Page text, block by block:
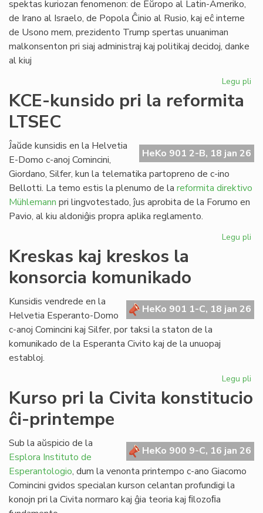
spektas kuriozan fenomenon: de Eŭropo al Latin-Ameriko,
de Irano al Israelo, de Popola Ĉinio al Rusio, kaj eĉ interne
de Usono mem, prezidento Trump spertas unuaniman
malkonsenton pri siaj administraj kaj politikaj decidoj, danke
al kiuj
Legu pli
KCE-kunsido pri la reformita
LTSEC
HeKo 901 2-B, 18 jan 26
Ĵaŭde kunsidis en la Helvetia
E-Domo c-anoj Comincini,
Giordano, Silfer, kun la telematika partopreno de c-ino
Bellotti. La temo estis la plenumo de la reformita direktivo
Mühlemann pri lingvotestado, ĵus aprobita de la Forumo en
Pavio, al kiu aldoniĝis propra aplika reglamento.
Legu pli
Kreskas kaj kreskos la
konsorcia komunikado
HeKo 901 1-C, 18 jan 26
Kunsidis vendrede en la
Helvetia Esperanto-Domo
c-anoj Comincini kaj Silfer, por taksi la staton de la
komunikado de la Esperanta Civito kaj de la unuopaj
establoj.
Legu pli
kaj
Kurso pri la Civita konstitucio
ĉi-printempe
HeKo 900 9-C, 16 jan 26
Sub la aŭspicio de la
Esplora Instituto de
Esperantologio, dum la venonta printempo c-ano Giacomo
Comincini gvidos specialan kurson celantan profundigi la
konojn pri la Civita normaro kaj ĝia teoria kaj ﬁlozoﬁa